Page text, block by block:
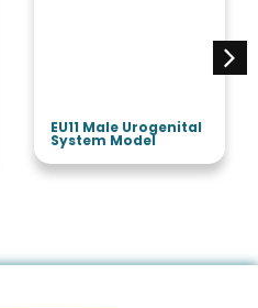
EU11 Male Urogenital
System Model